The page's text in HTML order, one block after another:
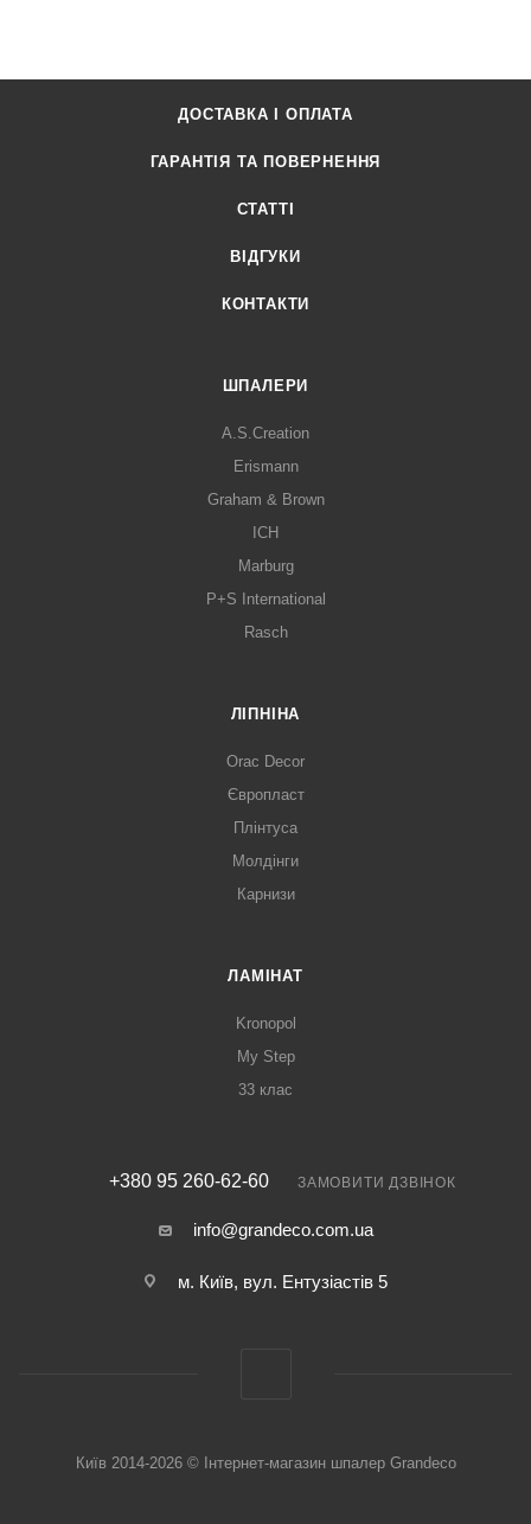
ДОСТАВКА І ОПЛАТА
ГАРАНТІЯ ТА ПОВЕРНЕННЯ
СТАТТІ
ВІДГУКИ
КОНТАКТИ
ШПАЛЕРИ
A.S.Creation
Erismann
Graham & Brown
ICH
Marburg
P+S International
Rasch
ЛІПНІНА
Orac Decor
Європласт
Плінтуса
Молдінги
Карнизи
ЛАМІНАТ
Kronopol
My Step
33 клас
+380 95 260-62-60 ЗАМОВИТИ ДЗВІНОК
info@grandeco.com.ua
м. Київ, вул. Ентузіастів 5
Київ 2014-2026 © Інтернет-магазин шпалер Grandeco